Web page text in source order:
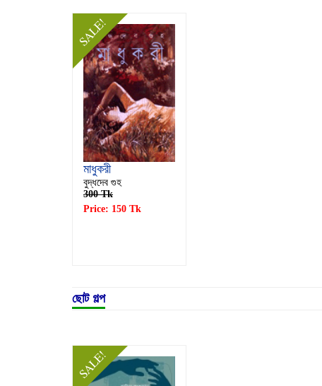
SALE!
মাধুকরী
বুদ্ধদেব গুহ
300 Tk
Price: 150 Tk
ছোট গল্প
SALE!